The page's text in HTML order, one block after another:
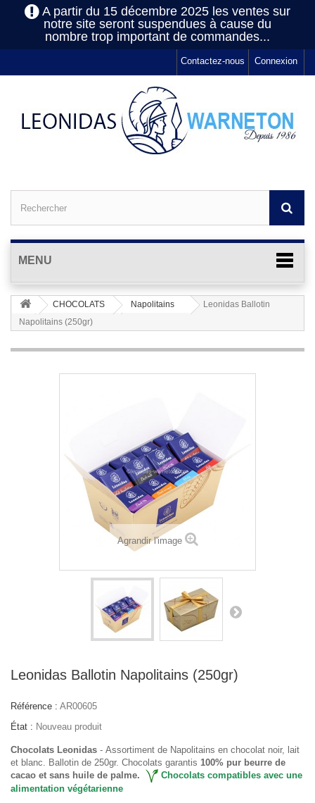
A partir du 15 décembre 2025 les ventes sur
notre site seront suspendues à cause du
nombre trop important de commandes...
Connexion
Contactez-nous
MENU
CHOCOLATS Napolitains
Leonidas Ballotin
Napolitains (250gr)
Agrandir l'image
Leonidas Ballotin Napolitains (250gr)
Référence : AR00605
État : Nouveau produit
Chocolats Leonidas - Assortiment de Napolitains en chocolat noir, lait
et blanc. Ballotin de 250gr. Chocolats garantis 100% pur beurre de
cacao et sans huile de palme.
Chocolats compatibles avec une
alimentation végétarienne